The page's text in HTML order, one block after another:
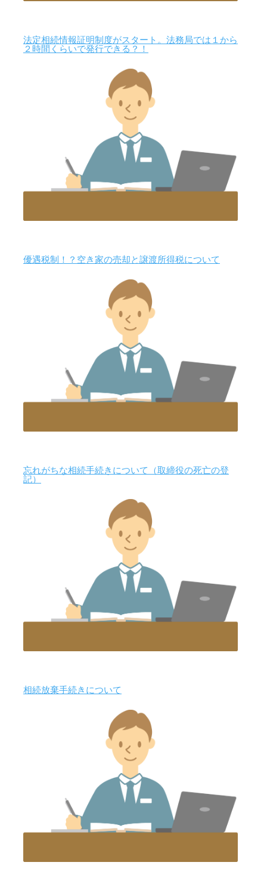
法定相続情報証明制度がスタート。法務局では１から
２時間くらいで発行できる？！
優遇税制！？空き家の売却と譲渡所得税について
忘れがちな相続手続きについて（取締役の死亡の登
記）
相続放棄手続きについて